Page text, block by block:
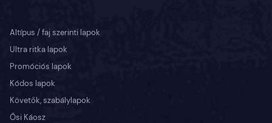
Altípus / faj szerinti lapok
Ultra ritka lapok
Promóciós lapok
Kódos lapok
Követők, szabálylapok
Ősi Káosz